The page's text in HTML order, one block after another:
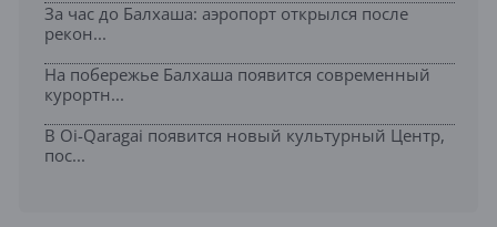
За час до Балхаша: аэропорт открылся после
рекон...
На побережье Балхаша появится современный
курортн...
В Oi-Qaragai появится новый культурный Центр,
пос...